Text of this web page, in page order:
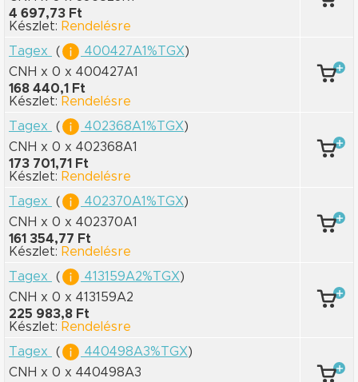
4 697,73 Ft
Készlet: Rendelésre
Tagex
( 400427A1%TGX)
CNH x 0 x 400427A1
168 440,1 Ft
Készlet: Rendelésre
Tagex
( 402368A1%TGX)
CNH x 0 x 402368A1
173 701,71 Ft
Készlet: Rendelésre
Tagex
( 402370A1%TGX)
CNH x 0 x 402370A1
161 354,77 Ft
Készlet: Rendelésre
Tagex
( 413159A2%TGX)
CNH x 0 x 413159A2
225 983,8 Ft
Készlet: Rendelésre
Tagex
( 440498A3%TGX)
CNH x 0 x 440498A3